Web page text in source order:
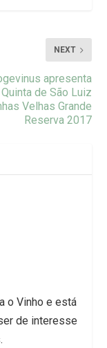
NEXT
apresenta
Quinta de São Luiz
Velhas Grande
Reserva 2017
o Vinho e está
de interesse